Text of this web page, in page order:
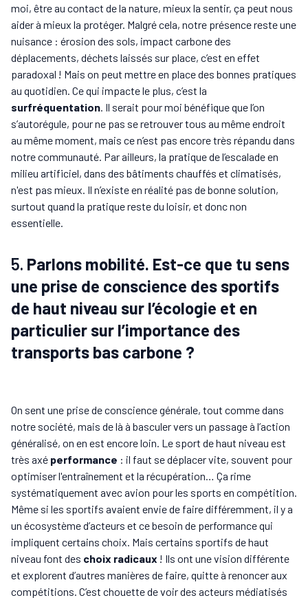
moi, être au contact de la nature, mieux la sentir, ça peut nous
aider à mieux la protéger. Malgré cela, notre présence reste une
nuisance : érosion des sols, impact carbone des
déplacements, déchets laissés sur place, c’est en effet
paradoxal ! Mais on peut mettre en place des bonnes pratiques
au quotidien. Ce qui impacte le plus, c’est la
surfréquentation. Il serait pour moi bénéfique que l’on
s’autorégule, pour ne pas se retrouver tous au même endroit
au même moment, mais ce n’est pas encore très répandu dans
notre communauté. Par ailleurs, la pratique de l’escalade en
milieu artificiel, dans des bâtiments chauffés et climatisés,
n'est pas mieux. Il n’existe en réalité pas de bonne solution,
surtout quand la pratique reste du loisir, et donc non
essentielle.
5. Parlons mobilité. Est-ce que tu sens
une prise de conscience des sportifs
de haut niveau sur l’écologie et en
particulier sur l’importance des
transports bas carbone ?
On sent une prise de conscience générale, tout comme dans
notre société, mais de là à basculer vers un passage à l’action
généralisé, on en est encore loin. Le sport de haut niveau est
très axé performance : il faut se déplacer vite, souvent pour
optimiser l'entraînement et la récupération… Ça rime
systématiquement avec avion pour les sports en compétition.
Même si les sportifs avaient envie de faire différemment, il y a
un écosystème d’acteurs et ce besoin de performance qui
impliquent certains choix. Mais certains sportifs de haut
niveau font des choix radicaux ! Ils ont une vision différente
et explorent d’autres manières de faire, quitte à renoncer aux
compétitions. C’est chouette de voir des acteurs médiatisés